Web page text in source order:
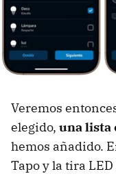
Veremos
elegido, una lista
hemos añadido.
Tapo y la tira